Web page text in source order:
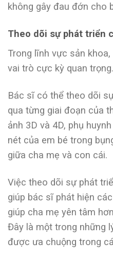
không gây đau đớn cho
Theo dõi sự phát triển
Trong lĩnh vực sản
vai trò cực kỳ quan trọng.
Bác sĩ có thể theo dõi
qua từng giai đoạn của
ảnh 3D và 4D, phụ
nét của em bé trong
giữa cha mẹ và con cái.
Việc theo dõi sự phát
giúp bác sĩ phát hiện
giúp cha mẹ yên tâm
Đây là một trong những
được ưa chuộng trong